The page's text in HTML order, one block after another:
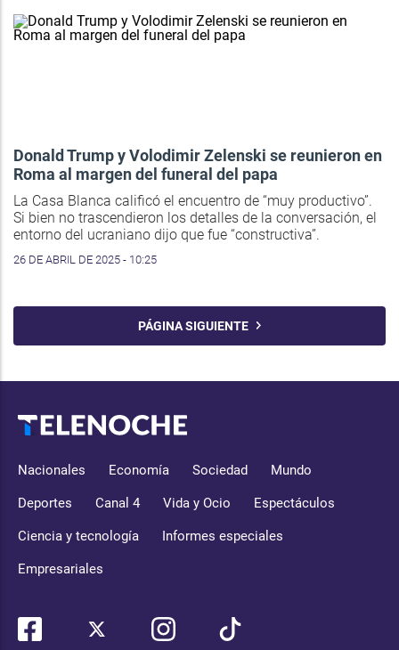
Donald Trump y Volodimir Zelenski se reunieron en
Roma al margen del funeral del papa
La Casa Blanca calificó el encuentro de “muy productivo”.
Si bien no trascendieron los detalles de la conversación, el
entorno del ucraniano dijo que fue “constructiva”.
26 DE ABRIL DE 2025 - 10:25
PÁGINA SIGUIENTE
Nacionales Economía Sociedad Mundo
Deportes Canal 4 Vida y Ocio Espectáculos
Ciencia y tecnología Informes especiales
Empresariales